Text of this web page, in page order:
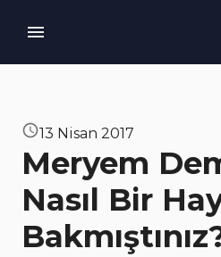
13 Nisan 2017
Meryem
Nasıl Bir